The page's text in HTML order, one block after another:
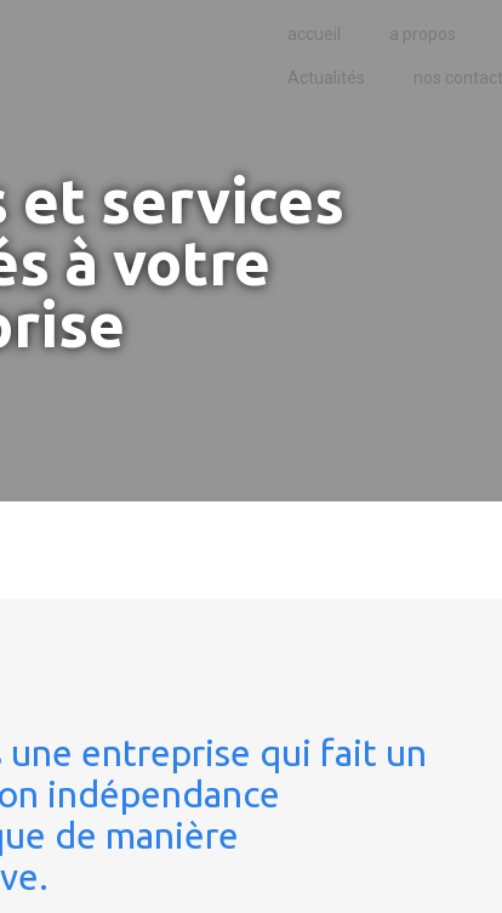
accueil a propos
Actualités nos
et services
à votre
une entreprise qui fait un
indépendance
de manière